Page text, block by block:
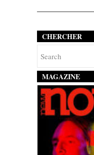
CHERCHER
MAGAZINE